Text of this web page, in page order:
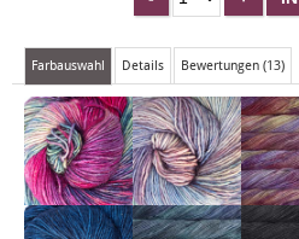
Farbauswahl Details Bewertungen (13)